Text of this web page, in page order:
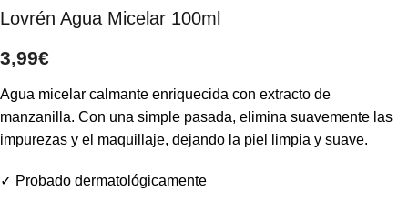
Lovrén Agua Micelar 100ml
3,99€
Agua micelar calmante enriquecida con extracto de
manzanilla. Con una simple pasada, elimina suavemente las
impurezas y el maquillaje, dejando la piel limpia y suave.
✓ Probado dermatológicamente